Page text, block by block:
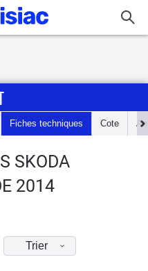
Fiches techniques Cote
SKODA
2014
Trier